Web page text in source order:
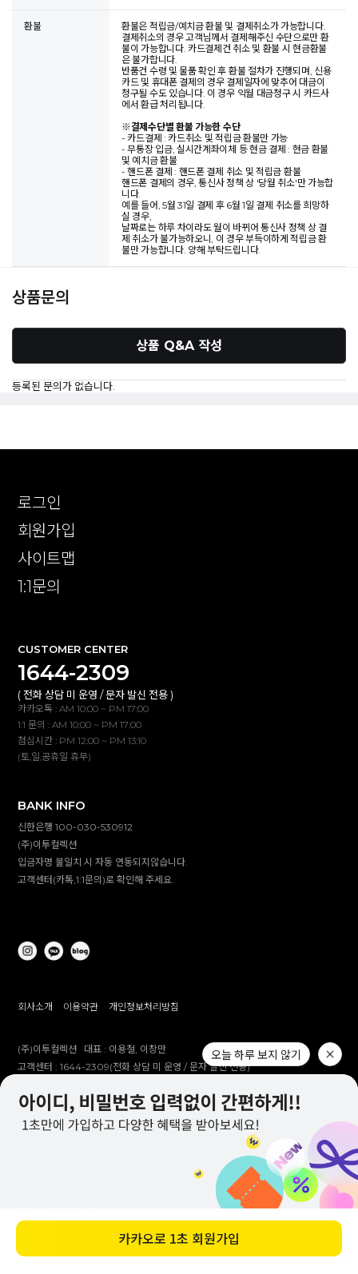
바로 구매하기
환불
환불은 적립금/예치금 환불 및 결제취소가 가능합니다.
결제취소의 경우 고객님께서 결제해주신 수단으로만 환
불이 가능합니다. 카드결제건 취소 및 환불 시 현금환불
은 불가합니다.
반품건 수령 및 물품 확인 후 환불 절차가 진행되며, 신용
카드 및 휴대폰 결제의 경우 결제일자에 맞추어 대금이
청구될 수도 있습니다. 이 경우 익월 대금청구 시 카드사
에서 환급 처리됩니다.
※결제수단별 환불 가능한 수단
- 카드결제 : 카드취소 및 적립금 환불만 가능
- 무통장 입금, 실시간계좌이체 등 현금 결제 : 현금 환불
및 예치금 환불
- 핸드폰 결제 : 핸드폰 결제 취소 및 적립금 환불
핸드폰 결제의 경우, 통신사 정책 상 '당월 취소'만 가능합
니다.
예를 들어, 5월 31일 결제 후 6월 1일 결제 취소를 희망하
실 경우,
날짜로는 하루 차이라도 월이 바뀌어 통신사 정책 상 결
제 취소가 불가능하오니, 이 경우 부득이하게 적립금 환
불만 가능합니다. 양해 부탁드립니다.
상품문의
상품 Q&A 작성
등록된 문의가 없습니다.
로그인
회원가입
사이트맵
1:1문의
CUSTOMER CENTER
1644-2309
( 전화 상담 미 운영 / 문자 발신 전용 )
카카오톡 : AM 10:00 ~ PM 17:00
1:1 문의 : AM 10:00 ~ PM 17:00
점심시간 : PM 12:00 ~ PM 13:10
(토,일,공휴일 휴무)
BANK INFO
신한은행 100-030-530912
(주)이투컬렉션
입금자명 불일치 시 자동 연동되지않습니다.
고객센터(카톡,1:1문의)로 확인해 주세요.
회사소개 이용약관 개인정보처리방침
(주)이투컬렉션 대표 : 이용철, 이창만
고객센터 :1644-2309(전화 상담 미 운영 / 문자 발신 전용)
주소 :대구시 남구 대명남로 192
사업자등록번호 :514-81-83305
Overseas business : dailylike@e2collection.com
Copyright Dailylike All rights reserved.
오늘 하루 보지 않기
카카오로 1초 회원가입